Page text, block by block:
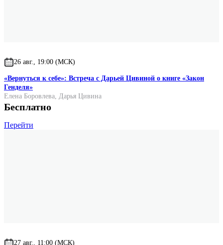
26 авг., 19:00 (МСК)
«Вернуться к себе»: Встреча с Дарьей Цивиной о книге «Закон
Генделя»
Елена Боровлева, Дарья Цивина
Бесплатно
Перейти
27 авг., 11:00 (МСК)